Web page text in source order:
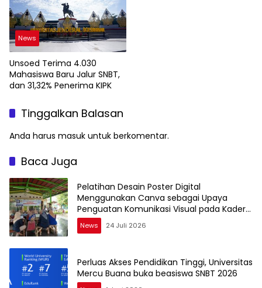
News
Unsoed Terima 4.030
Mahasiswa Baru Jalur SNBT,
dan 31,32% Penerima KIPK
Tinggalkan Balasan
Anda harus masuk untuk berkomentar.
Baca Juga
Pelatihan Desain Poster Digital
Menggunakan Canva sebagai Upaya
Penguatan Komunikasi Visual pada Kader
PKK Kelurahan Bambu Apus
News 24 Juli 2026
Perluas Akses Pendidikan Tinggi, Universitas
Mercu Buana buka beasiswa SNBT 2026